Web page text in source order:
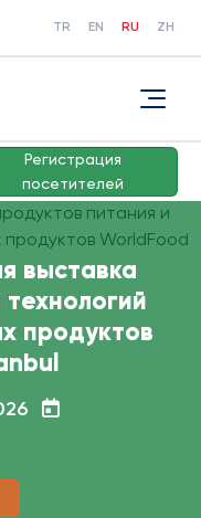
TR EN RU ZH
Регистрация
посетителей
выставка
продуктов